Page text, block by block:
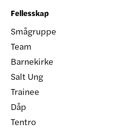
Fellesskap
Smågruppe
Team
Barnekirke
Salt Ung
Trainee
Dåp
Tentro